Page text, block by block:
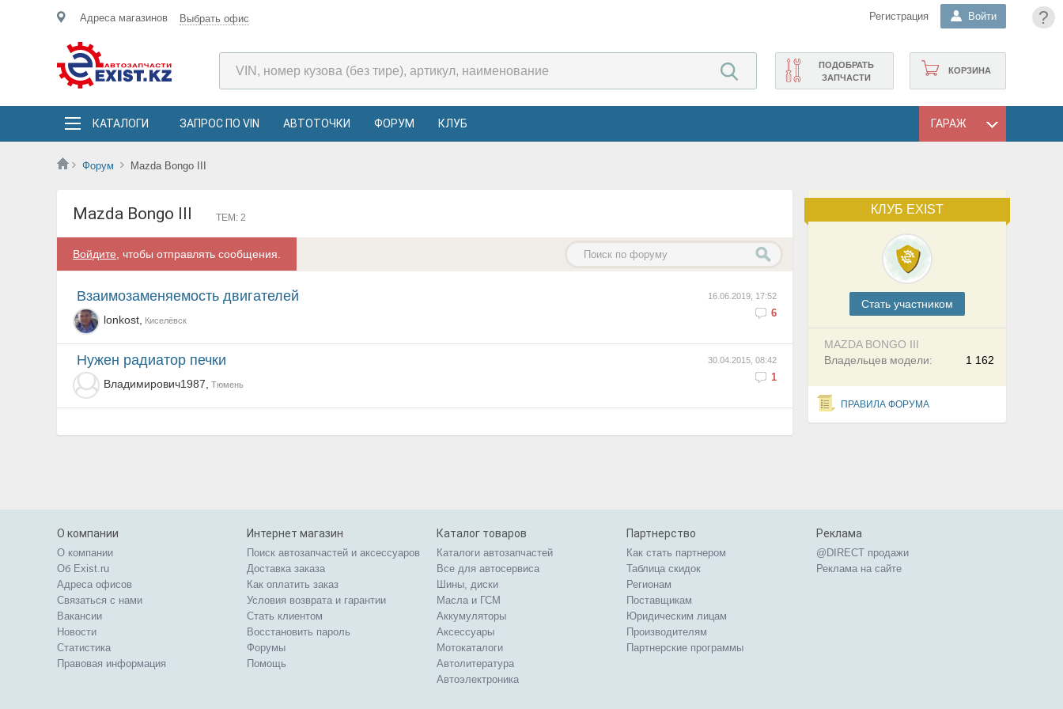
?
Адреса магазинов Выбрать офис Регистрация Войти
КОРЗИНА
ПОДОБРАТЬ
ЗАПЧАСТИ
КАТАЛОГИ ЗАПРОС ПО VIN АВТОТОЧКИ ФОРУМ КЛУБ ГАРАЖ
Форум Mazda Bongo III
КЛУБ EXIST
Cтать участником
MAZDA BONGO III
1 162
Владельцев модели:
ПРАВИЛА ФОРУМА
Mazda Bongo III ТЕМ: 2
Войдите , чтобы отправлять сообщения.
16.06.2019, 17:52
6
взаимозаменяемость двигателей
lonkost, Киселёвск
30.04.2015, 08:42
1
нужен радиатор печки
Владимирович1987, Тюмень
О компании
О компании
Об Exist.ru
Адреса офисов
Связаться с нами
Вакансии
Новости
Статистика
Правовая информация
Интернет магазин
Поиск автозапчастей и аксессуаров
Доставка заказа
Как оплатить заказ
Условия возврата и гарантии
Стать клиентом
Восстановить пароль
Форумы
Помощь
Каталог товаров
Каталоги автозапчастей
Все для автосервиса
Шины, диски
Масла и ГСМ
Аккумуляторы
Аксессуары
Мотокаталоги
Автолитература
Автоэлектроника
Партнерство
Как стать партнером
Таблица скидок
Регионам
Поставщикам
Юридическим лицам
Производителям
Партнерские программы
Реклама
@DIRECT продажи
Реклама на сайте